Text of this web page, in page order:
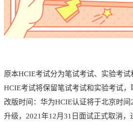
原本HCIE考试分为笔试考试、实验考
HCIE考试将保留笔试考试和实验考试，
改版时间：华为HCIE认证将于北京时间
升级，2021年12月31日面试正式取消，